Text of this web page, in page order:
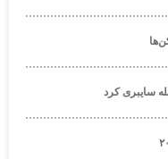
سایبری کرد